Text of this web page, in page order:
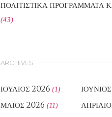
ΠΟΛΙΤΙΣΤΙΚΑ ΠΡΟΓΡΑΜΜΑΤΑ
(43)
ARCHIVES
ΙΟΎΛΙΟΣ 2026 (1)
ΜΆΙΟΣ 2026 (11)